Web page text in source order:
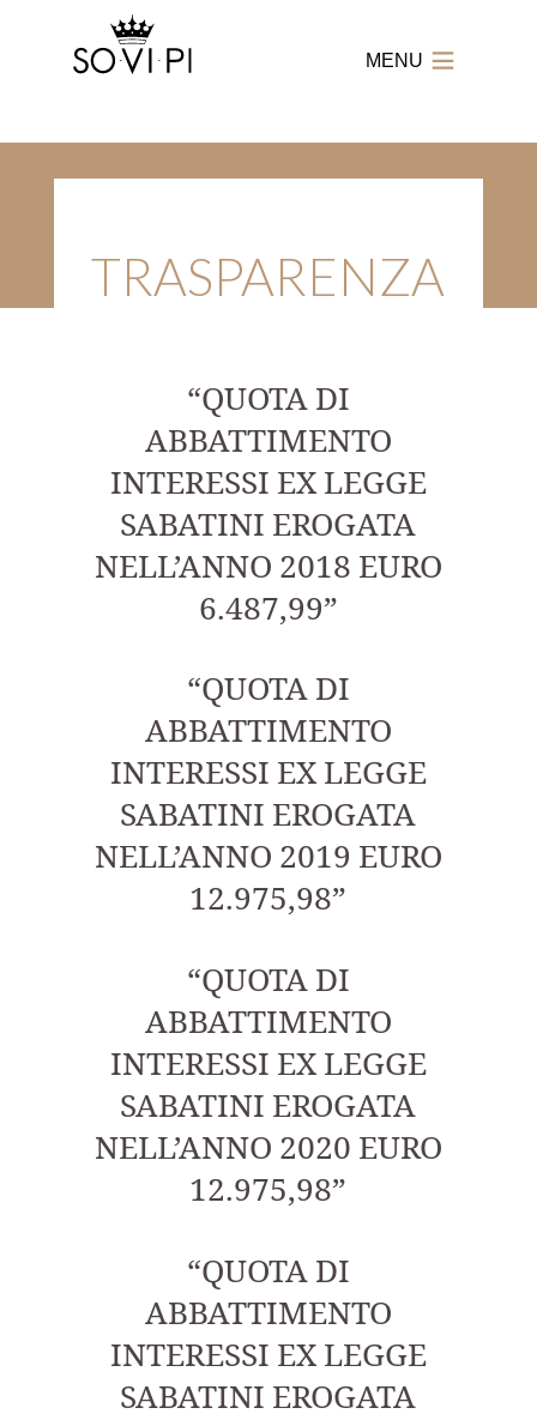
-
Società
Piemontese
MENU
TRASPARENZA
“QUOTA DI
ABBATTIMENTO
INTERESSI EX LEGGE
SABATINI EROGATA
NELL’ANNO 2018 EURO
6.487,99”
“QUOTA DI
ABBATTIMENTO
INTERESSI EX LEGGE
SABATINI EROGATA
NELL’ANNO 2019 EURO
12.975,98”
“QUOTA DI
ABBATTIMENTO
INTERESSI EX LEGGE
SABATINI EROGATA
NELL’ANNO 2020 EURO
12.975,98”
“QUOTA DI
ABBATTIMENTO
INTERESSI EX LEGGE
SABATINI EROGATA